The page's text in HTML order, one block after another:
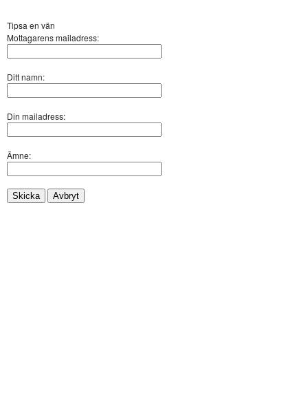
Tipsa en vän
Mottagarens mailadress:
Ditt namn:
Din mailadress:
Ämne:
Skicka Avbryt